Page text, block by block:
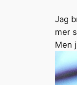
Jag
mer
Men